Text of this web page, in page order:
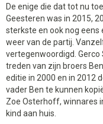
De enige die dat tot nu
Geesteren was in 2015,
sterkste en ook nog eens
weer van de partij.
vertegenwoordigd.
treden van zijn broers
editie in 2000 en in 2012
vader Ben te kunnen
Zoe Osterhoff, winnares
kind aan huis.